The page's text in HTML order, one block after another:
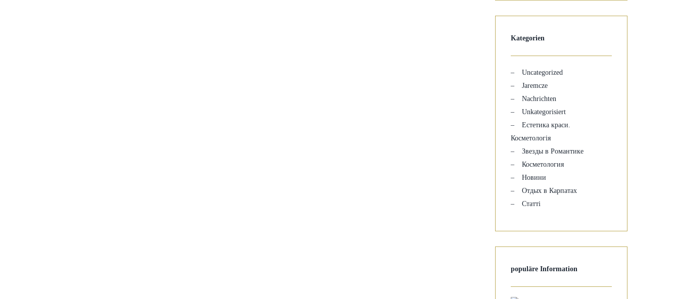
Kategorien
Uncategorized
Jaremcze
Nachrichten
Unkategorisiert
Естетика краси.
Косметологія
Звезды в Романтике
Косметология
Новини
Отдых в Карпатах
Статті
populäre Information